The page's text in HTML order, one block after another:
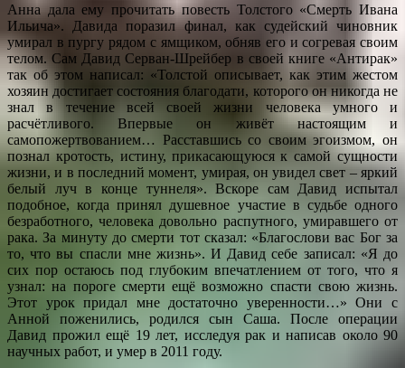
Анна дала ему прочитать повесть Толстого «Смерть Ивана
Ильича». Давида поразил финал, как судейский чиновник
умирал в пургу рядом с ямщиком, обняв его и согревая своим
телом. Сам Давид Серван-Шрейбер в своей книге «Антирак»
так об этом написал: «Толстой описывает, как этим жестом
хозяин достигает состояния благодати, которого он никогда не
знал в течение всей своей жизни человека умного и
расчётливого. Впервые он живёт настоящим и
самопожертвованием… Расставшись со своим эгоизмом, он
познал кротость, истину, прикасающуюся к самой сущности
жизни, и в последний момент, умирая, он увидел свет – яркий
белый луч в конце туннеля». Вскоре сам Давид испытал
подобное, когда принял душевное участие в судьбе одного
безработного, человека довольно распутного, умиравшего от
рака. За минуту до смерти тот сказал: «Благослови вас Бог за
то, что вы спасли мне жизнь». И Давид себе записал: «Я до
сих пор остаюсь под глубоким впечатлением от того, что я
узнал: на пороге смерти ещё возможно спасти свою жизнь.
Этот урок придал мне достаточно уверенности…» Они с
Анной поженились, родился сын Саша. После операции
Давид прожил ещё 19 лет, исследуя рак и написав около 90
научных работ, и умер в 2011 году.